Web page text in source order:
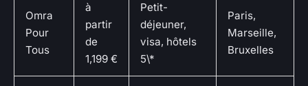
Omra
Pour
Tous
à
partir
de
1,199 €
Petit-
déjeuner,
visa, hôtels
5\*
Paris,
Marseille,
Bruxelles